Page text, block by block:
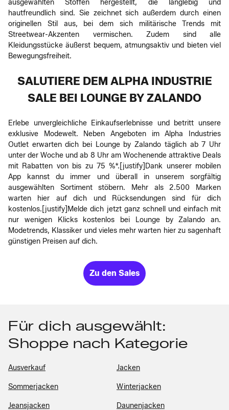
ausgewählten Stoffen hergestellt, die langlebig und
hautfreundlich sind. Sie zeichnet sich außerdem durch einen
originellen Stil aus, bei dem sich militärische Trends mit
Streetwear-Akzenten vermischen. Zudem sind alle
Kleidungsstücke äußerst bequem, atmungsaktiv und bieten viel
Bewegungsfreiheit.
SALUTIERE DEM ALPHA INDUSTRIE
SALE BEI LOUNGE BY ZALANDO
Erlebe unvergleichliche Einkaufserlebnisse und betritt unsere
exklusive Modewelt. Neben Angeboten im Alpha Industries
Outlet erwarten dich bei Lounge by Zalando täglich ab 7 Uhr
unter der Woche und ab 8 Uhr am Wochenende attraktive Deals
mit Rabatten von bis zu 75 %*.[justify]Dank unserer mobilen
App kannst du immer und überall in unserem sorgfältig
ausgewählten Sortiment stöbern. Mehr als 2.500 Marken
warten hier auf dich und Rücksendungen sind für dich
kostenlos.[justify]Melde dich jetzt ganz schnell und einfach mit
nur wenigen Klicks kostenlos bei Lounge by Zalando an.
Modetrends, Klassiker und vieles mehr warten hier zu sagenhaft
günstigen Preisen auf dich.
Zu den Sales
Für dich ausgewählt:
Shoppe nach Kategorie
Ausverkauf Jacken
Sommerjacken Winterjacken
Jeansjacken Daunenjacken